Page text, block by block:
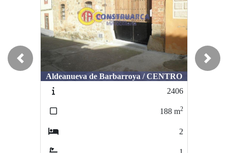
Aldeanueva de Barbarroya / CENTRO
Mesegar de Tajo / COLEGIOS
2553
120m
Previous Next